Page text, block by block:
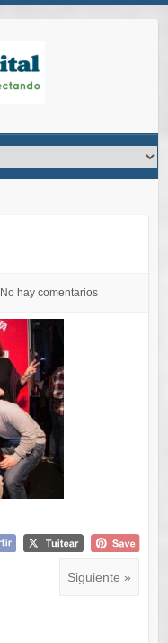
No hay comentarios
Siguiente »